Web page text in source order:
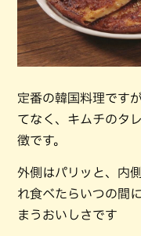
定番の韓国料理です
てなく、キムチのタ
徴です。
外側はパリッと、内
れ食べたらいつの間
まうおいしさです